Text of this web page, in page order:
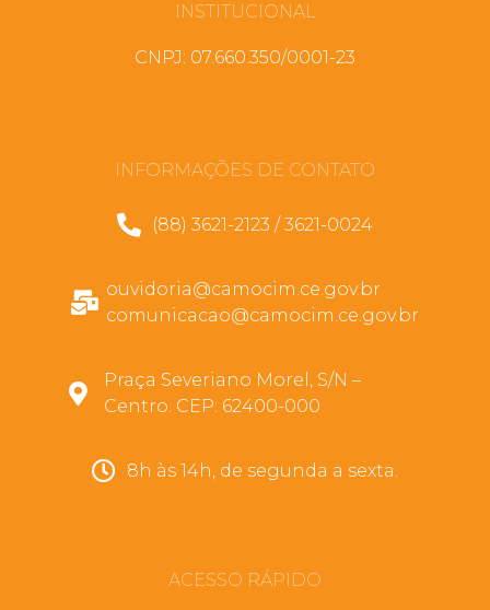
INSTITUCIONAL
CNPJ: 07.660.350/0001-23
INFORMAÇÕES DE CONTATO
(88) 3621-2123 / 3621-0024
ouvidoria@camocim.ce.gov.br
comunicacao@camocim.ce.gov.br
Praça Severiano Morel, S/N –
Centro. CEP: 62400-000
8h às 14h, de segunda a sexta.
ACESSO RÁPIDO